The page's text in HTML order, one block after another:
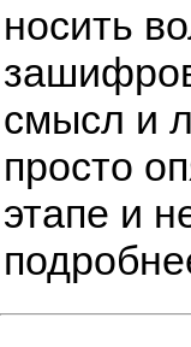
носить
смысл и
просто
этапе и